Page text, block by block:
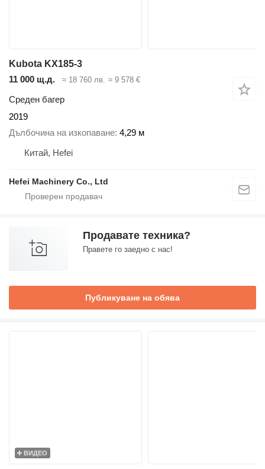
Kubota KX185-3
11 000 щ.д.
≈ 18 760 лв. ≈ 9 578 €
Среден багер
2019
Дълбочина на изкопаване 4,29 м
Китай, Hefei
Hefei Machinery Co., Ltd
Продавате техника?
Правете го заедно с нас!
Публикуване на обява
ВИДЕО